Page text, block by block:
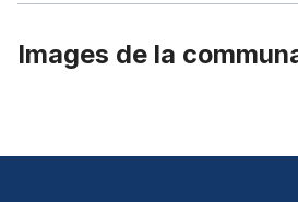
Images de la